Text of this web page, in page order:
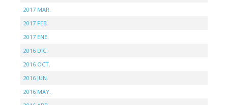
2017 MAR.
2017 FEB.
2017 ENE.
2016 DIC.
2016 OCT.
2016 JUN.
2016 MAY.